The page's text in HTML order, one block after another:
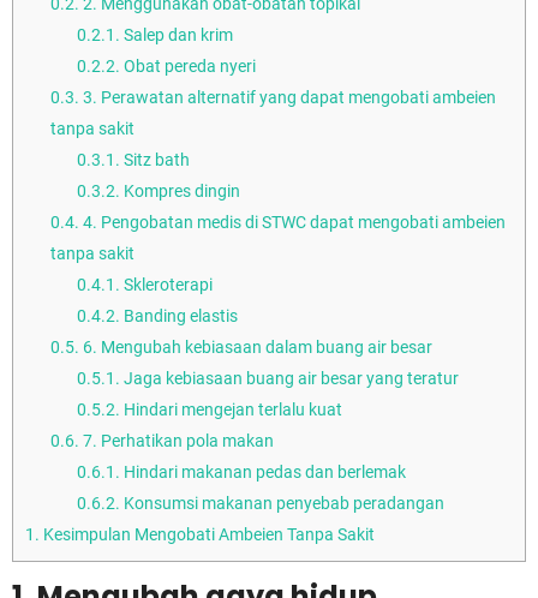
0.2.1. Salep dan krim
0.2.2. Obat pereda nyeri
0.3. 3. Perawatan alternatif yang dapat mengobati ambeien
tanpa sakit
0.3.1. Sitz bath
0.3.2. Kompres dingin
0.4. 4. Pengobatan medis di STWC dapat mengobati ambeien
tanpa sakit
0.4.1. Skleroterapi
0.4.2. Banding elastis
0.5. 6. Mengubah kebiasaan dalam buang air besar
0.5.1. Jaga kebiasaan buang air besar yang teratur
0.5.2. Hindari mengejan terlalu kuat
0.6. 7. Perhatikan pola makan
0.6.1. Hindari makanan pedas dan berlemak
0.6.2. Konsumsi makanan penyebab peradangan
1. Kesimpulan Mengobati Ambeien Tanpa Sakit